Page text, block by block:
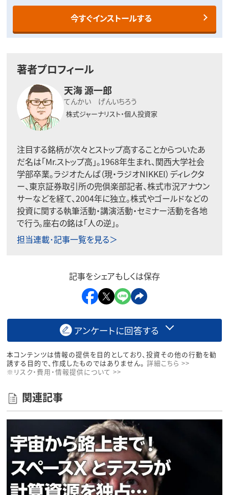
今すぐインストールする
著者プロフィール
天海 源一郎
てんかい げんいちろう
株式ジャーナリスト・個人投資家
注目する銘柄が次々とストップ高することからついたあ
だ名は「Mr.ストップ高」。1968年生まれ、関西大学社会
学部卒業。ラジオたんぱ（現・ラジオNIKKEI）ディレクタ
ー、東京証券取引所の兜倶楽部記者、株式市況アナウン
サーなどを経て、2004年に独立。株式やゴールドなどの
投資に関する執筆活動・講演活動・セミナー活動を各地
で行う。座右の銘は「人の逆」。
担当連載･記事一覧を見る＞
記事をシェアもしくは保存
アンケートに回答する
本コンテンツは情報の提供を目的としており、投資その他の行動を勧
誘する目的で、作成したものではありません。 詳細こちら >>
※リスク・費用・情報提供について >>
関連記事